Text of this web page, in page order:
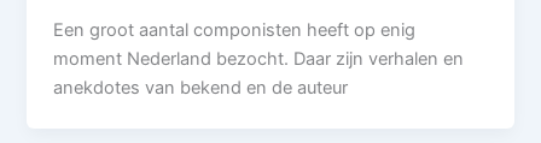
Een groot aantal componisten heeft op enig
moment Nederland bezocht. Daar zijn verhalen en
anekdotes van bekend en de auteur